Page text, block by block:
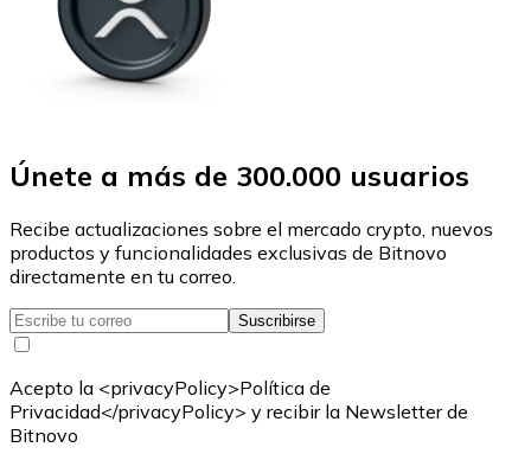
Únete a más de 300.000 usuarios
Recibe actualizaciones sobre el mercado crypto, nuevos
productos y funcionalidades exclusivas de Bitnovo
directamente en tu correo.
Suscribirse
Acepto la <privacyPolicy>Política de
Privacidad</privacyPolicy> y recibir la Newsletter de
Bitnovo